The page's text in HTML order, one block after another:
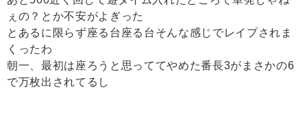
ぇの？とか不安がよぎった
とあるに限らず座る台座る台そんな感じでレイプされま
くったわ
朝一、最初は座ろうと思っててやめた番長3がまさかの6
で万枚出されてるし